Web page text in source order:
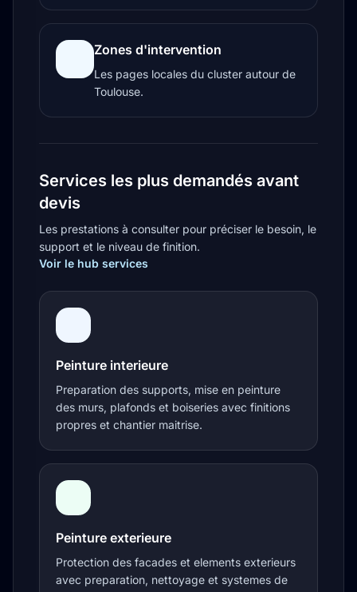
Zones d'intervention
Les pages locales du cluster autour de
Toulouse.
Services les plus demandés avant
devis
Les prestations à consulter pour préciser le besoin, le
support et le niveau de finition.
Voir le hub services
Peinture interieure
Preparation des supports, mise en peinture
des murs, plafonds et boiseries avec finitions
propres et chantier maitrise.
Peinture exterieure
Protection des facades et elements exterieurs
avec preparation, nettoyage et systemes de